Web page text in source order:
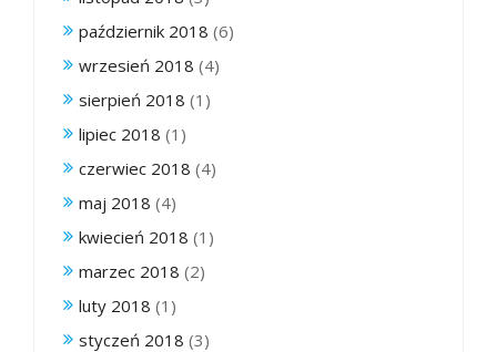
październik 2018 (6)
wrzesień 2018 (4)
sierpień 2018 (1)
lipiec 2018 (1)
czerwiec 2018 (4)
maj 2018 (4)
kwiecień 2018 (1)
marzec 2018 (2)
luty 2018 (1)
styczeń 2018 (3)